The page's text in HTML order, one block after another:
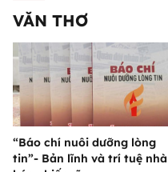
VĂN THƠ
“Báo chí nuôi dưỡng lòng
tin”- Bản lĩnh và trí tuệ nhà